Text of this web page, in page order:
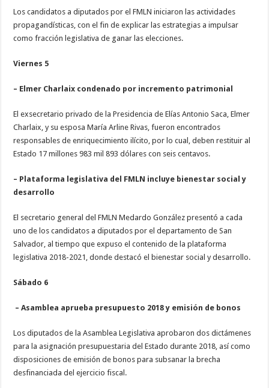
Los candidatos a diputados por el FMLN iniciaron las actividades
propagandísticas, con el fin de explicar las estrategias a impulsar
como fracción legislativa de ganar las elecciones.
Viernes 5
– Elmer Charlaix condenado por incremento patrimonial
El exsecretario privado de la Presidencia de Elías Antonio Saca, Elmer
Charlaix, y su esposa María Arline Rivas, fueron encontrados
responsables de enriquecimiento ilícito, por lo cual, deben restituir al
Estado 17 millones 983 mil 893 dólares con seis centavos.
– Plataforma legislativa del FMLN incluye bienestar social y
desarrollo
El secretario general del FMLN Medardo González presentó a cada
uno de los candidatos a diputados por el departamento de San
Salvador, al tiempo que expuso el contenido de la plataforma
legislativa 2018-2021, donde destacó el bienestar social y desarrollo.
Sábado 6
– Asamblea aprueba presupuesto 2018 y emisión de bonos
Los diputados de la Asamblea Legislativa aprobaron dos dictámenes
para la asignación presupuestaria del Estado durante 2018, así como
disposiciones de emisión de bonos para subsanar la brecha
desfinanciada del ejercicio fiscal.